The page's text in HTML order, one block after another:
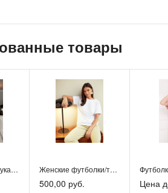
товары
Топ с длинными рукавами Женские футболки/топы
500,00 руб. Цена